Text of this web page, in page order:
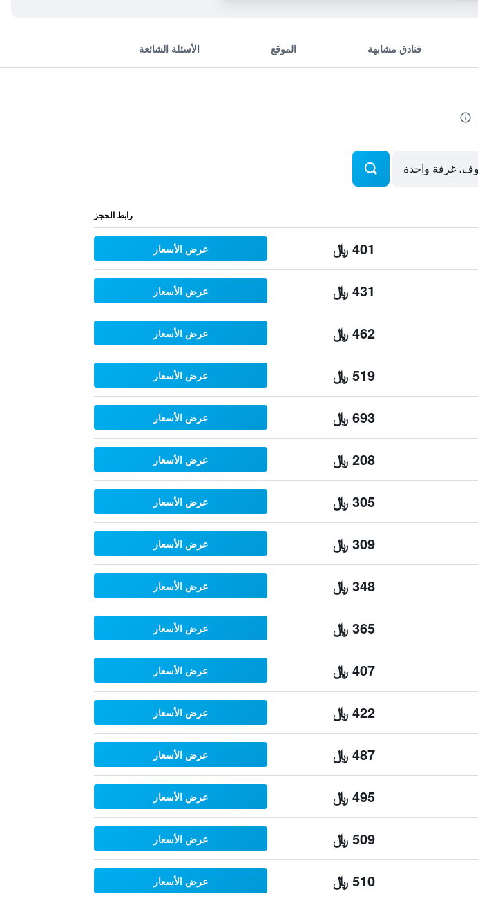
فنادق مشابهة الموقع الأسئلة الشائعة
رابط الحجز
401 ﷼ عرض الأسعار
431 ﷼ عرض الأسعار
462 ﷼ عرض الأسعار
519 ﷼ عرض الأسعار
693 ﷼ عرض الأسعار
208 ﷼ عرض الأسعار
305 ﷼ عرض الأسعار
309 ﷼ عرض الأسعار
348 ﷼ عرض الأسعار
365 ﷼ عرض الأسعار
407 ﷼ عرض الأسعار
422 ﷼ عرض الأسعار
487 ﷼ عرض الأسعار
495 ﷼ عرض الأسعار
509 ﷼ عرض الأسعار
510 ﷼ عرض الأسعار